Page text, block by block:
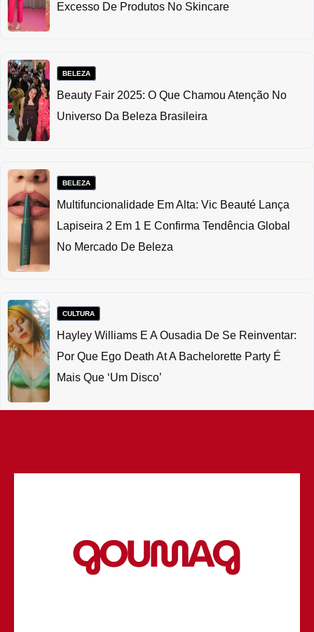
Excesso De Produtos No Skincare
BELEZA
Beauty Fair 2025: O Que Chamou Atenção No
Universo Da Beleza Brasileira
BELEZA
Multifuncionalidade Em Alta: Vic Beauté Lança
Lapiseira 2 Em 1 E Confirma Tendência Global
No Mercado De Beleza
CULTURA
Hayley Williams E A Ousadia De Se Reinventar:
Por Que Ego Death At A Bachelorette Party É
Mais Que ‘um Disco’